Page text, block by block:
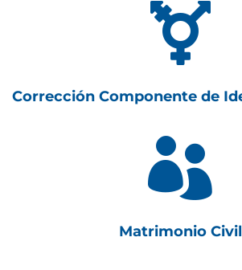

Corrección Componente de

Matrimonio Civil